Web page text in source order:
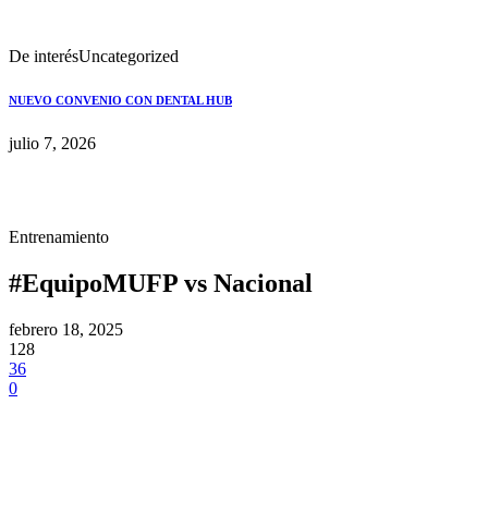
De interésUncategorized
NUEVO CONVENIO CON DENTAL HUB
julio 7, 2026
Entrenamiento
#EquipoMUFP vs Nacional
febrero 18, 2025
128
36
0